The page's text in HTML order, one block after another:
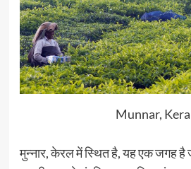
Munnar,
मुन्नार, केरल में स्थित है, यह एक जगह है